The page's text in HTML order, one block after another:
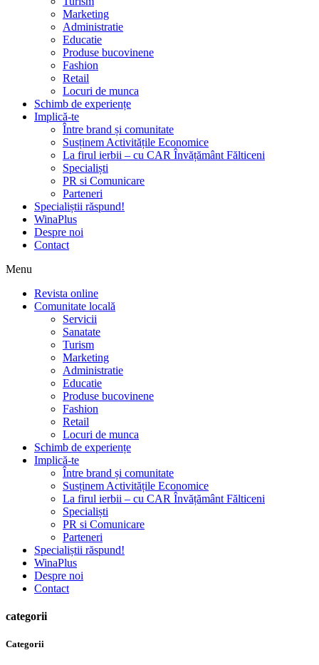
Marketing
Administratie
Educatie
Produse bucovinene
Fashion
Retail
Locuri de munca
Schimb de experiențe
Implică-te
Între brand și comunitate
Susținem Activitățile Economice
La firul ierbii – cu CAR Învățământ Fălticeni
Specialiști
PR si Comunicare
Parteneri
Specialiștii răspund!
WinaPlus
Despre noi
Contact
Menu
Revista online
Comunitate locală
Servicii
Sanatate
Turism
Marketing
Administratie
Educatie
Produse bucovinene
Fashion
Retail
Locuri de munca
Schimb de experiențe
Implică-te
Între brand și comunitate
Susținem Activitățile Economice
La firul ierbii – cu CAR Învățământ Fălticeni
Specialiști
PR si Comunicare
Parteneri
Specialiștii răspund!
WinaPlus
Despre noi
Contact
categorii
Categorii